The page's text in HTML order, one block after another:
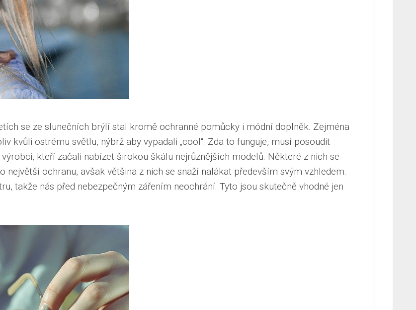
se ze slunečních brýlí stal kromě ochranné pomůcky i módní doplněk. Zejména
kvůli ostrému světlu, nýbrž aby vypadali „cool“. Zda to funguje, musí posoudit
kteří začali nabízet širokou škálu nejrůznějších modelů. Některé z nich se
ochranu, avšak většina z nich se snaží nalákat především svým vzhledem.
takže nás před nebezpečným zářením neochrání. Tyto jsou skutečně vhodné jen